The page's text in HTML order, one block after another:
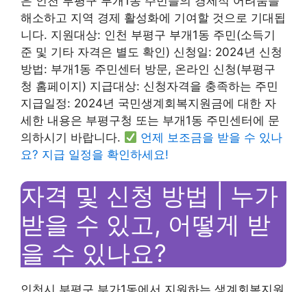
해소하고 지역 경제 활성화에 기여할 것으로 기대됩
니다. 지원대상: 인천 부평구 부개1동 주민(소득기
준 및 기타 자격은 별도 확인) 신청일: 2024년 신청
방법: 부개1동 주민센터 방문, 온라인 신청(부평구
청 홈페이지) 지급대상: 신청자격을 충족하는 주민
지급일정: 2024년 국민생계회복지원금에 대한 자
세한 내용은 부평구청 또는 부개1동 주민센터에 문
의하시기 바랍니다.
언제 보조금을 받을 수 있나
요? 지급 일정을 확인하세요!
자격 및 신청 방법 | 누가
받을 수 있고, 어떻게 받
을 수 있나요?
인천시 부평구 부가1동에서 지원하는 생계회복지원